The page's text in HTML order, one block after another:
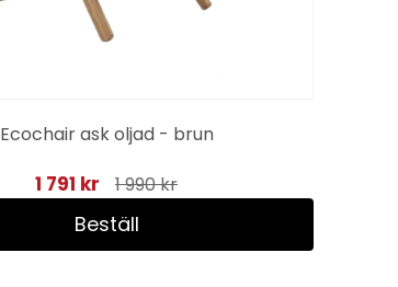
Ecochair ask oljad - brun
1 791 kr 1 990 kr
Beställ